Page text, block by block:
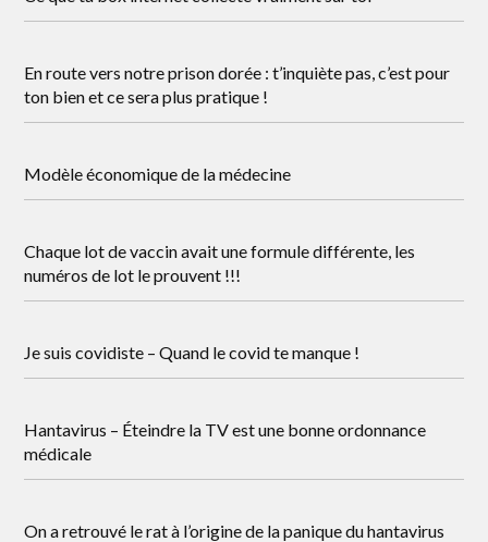
En route vers notre prison dorée : t’inquiète pas, c’est pour
ton bien et ce sera plus pratique !
Modèle économique de la médecine
Chaque lot de vaccin avait une formule différente, les
numéros de lot le prouvent !!!
Je suis covidiste – Quand le covid te manque !
Hantavirus – Éteindre la TV est une bonne ordonnance
médicale
On a retrouvé le rat à l’origine de la panique du hantavirus